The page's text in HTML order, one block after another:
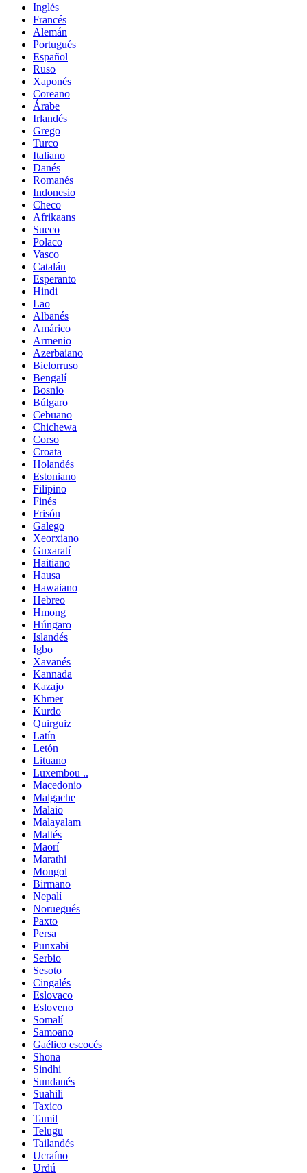
Inglés
Francés
Alemán
Portugués
Español
Ruso
Xaponés
Coreano
Árabe
Irlandés
Grego
Turco
Italiano
Danés
Romanés
Indonesio
Checo
Afrikaans
Sueco
Polaco
Vasco
Catalán
Esperanto
Hindi
Lao
Albanés
Amárico
Armenio
Azerbaiano
Bielorruso
Bengalí
Bosnio
Búlgaro
Cebuano
Chichewa
Corso
Croata
Holandés
Estoniano
Filipino
Finés
Frisón
Galego
Xeorxiano
Guxaratí
Haitiano
Hausa
Hawaiano
Hebreo
Hmong
Húngaro
Islandés
Igbo
Xavanés
Kannada
Kazajo
Khmer
Kurdo
Quirguiz
Latín
Letón
Lituano
Luxembou ..
Macedonio
Malgache
Malaio
Malayalam
Maltés
Maorí
Marathi
Mongol
Birmano
Nepalí
Noruegués
Paxto
Persa
Punxabi
Serbio
Sesoto
Cingalés
Eslovaco
Esloveno
Somalí
Samoano
Gaélico escocés
Shona
Sindhi
Sundanés
Suahili
Taxico
Tamil
Telugu
Tailandés
Ucraíno
Urdú